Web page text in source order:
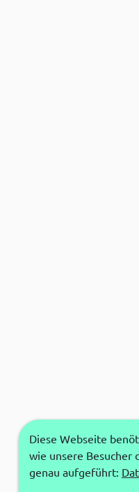
Diese Webseite
wie unsere Besucher
genau aufgeführt: